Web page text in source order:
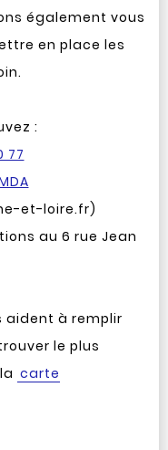
également vous
en place les
:
77
et-loire.fr)
au 6 rue Jean
aident à remplir
le plus
carte